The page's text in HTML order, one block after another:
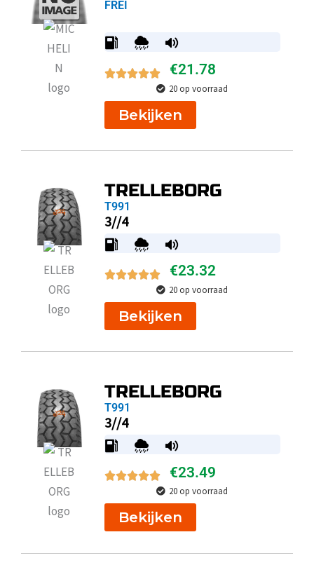
FREI
€21.78
20 op voorraad
Bekijken
TRELLEBORG
T991
3//4
€23.32
20 op voorraad
Bekijken
TRELLEBORG
T991
3//4
€23.49
20 op voorraad
Bekijken